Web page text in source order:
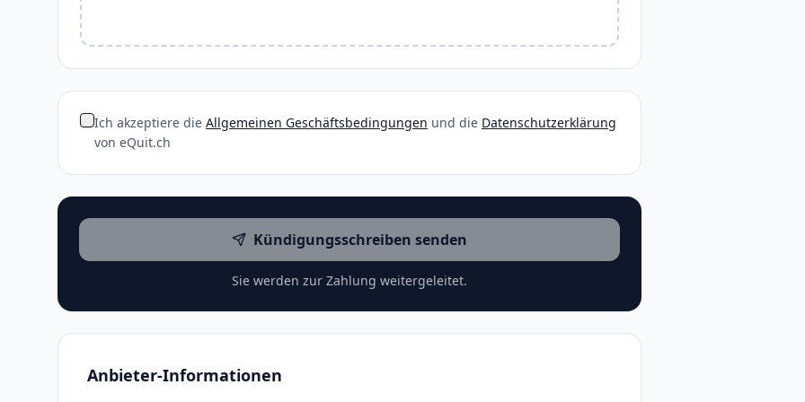
Ich akzeptiere die Allgemeinen Geschäftsbedingungen und die Datenschutzerklärung
von eQuit.ch
Kündigungsschreiben senden
Sie werden zur Zahlung weitergeleitet.
Anbieter-Informationen